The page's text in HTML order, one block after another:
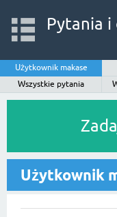
Pytania i
Użytkownik makase
Wszystkie pytania
Użytkownik